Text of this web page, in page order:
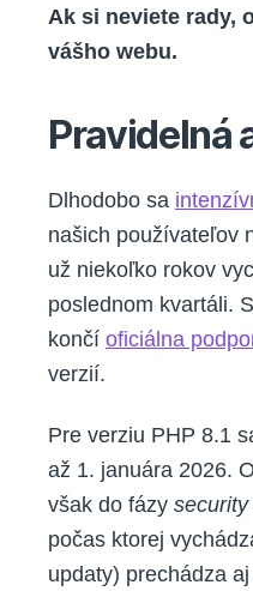
Ak si neviete rady,
vášho webu.
Pravidelná
Dlhodobo sa
našich používateľov
už niekoľko rokov
poslednom kvartáli.
končí oficiálna
verzií.
Pre verziu PHP 8.1
až 1. januára 2026.
však do fázy
počas ktorej
updaty) prechádza